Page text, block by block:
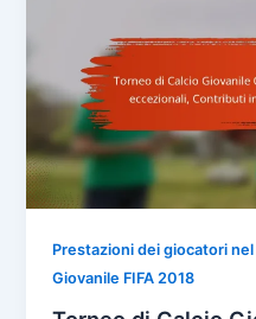
Prestazioni dei giocatori
Giovanile FIFA 2018